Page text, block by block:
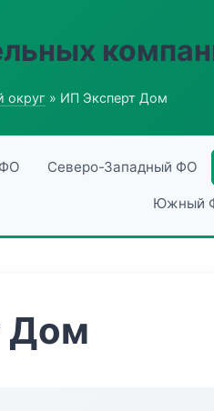
округ » ИП Эксперт Дом
Северо-Западный ФО
Южный
Дом